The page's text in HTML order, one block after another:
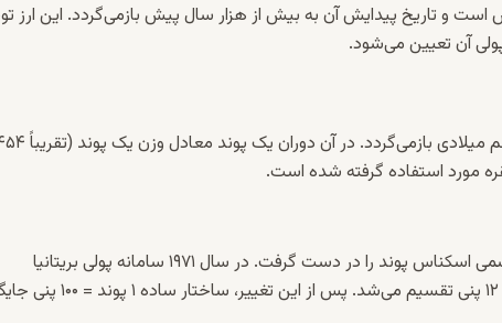
و تاریخ پیدایش آن به بیش از هزار سال پیش بازمی‌گردد. این ارز
ریشه واژه «استرلینگ» به سکه‌های نقره‌ای انگلوساکسون در قرن نهم میلادی بازمی‌گردد. در آن
مورد استفاده گرفته شده است.
بانک مرکزی انگلستان در سال ۱۶۹۴ میلادی تأسیس شد و انتشار رسمی اسکناس پوند را در دست گرفت. در سال ۱۹۷۱ سامانه پولی بریتانیا
پنی
تقسیم می‌شد. پس از این تغییر، ساختار